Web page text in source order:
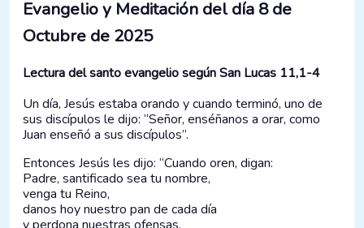
Evangelio y Meditación del día 8 de
Octubre de 2025
Lectura del santo evangelio según San Lucas 11,1-4
Un día, Jesús estaba orando y cuando terminó, uno de
sus discípulos le dijo: “Señor, enséñanos a orar, como
Juan enseñó a sus discípulos”.
Entonces Jesús les dijo: “Cuando oren, digan:
Padre, santificado sea tu nombre,
venga tu Reino,
danos hoy nuestro pan de cada día